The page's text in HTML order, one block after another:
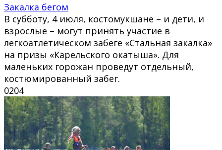
Закалка бегом
В субботу, 4 июля, костомукшане – и дети, и
взрослые – могут принять участие в
легкоатлетическом забеге «Стальная закалка»
на призы «Карельского окатыша». Для
маленьких горожан проведут отдельный,
костюмированный забег.
0204